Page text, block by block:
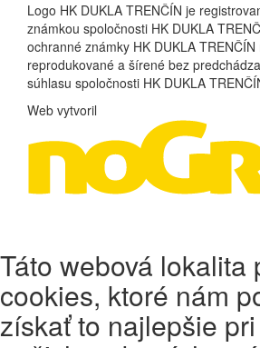
Logo HK DUKLA TRENČÍN je
známkou spoločnosti HK DUKLA
ochranné známky HK DUKLA
reprodukované a šírené bez
súhlasu spoločnosti HK DUKLA
Web vytvoril
Táto webová lokalita
cookies, ktoré nám
získať to najlepšie